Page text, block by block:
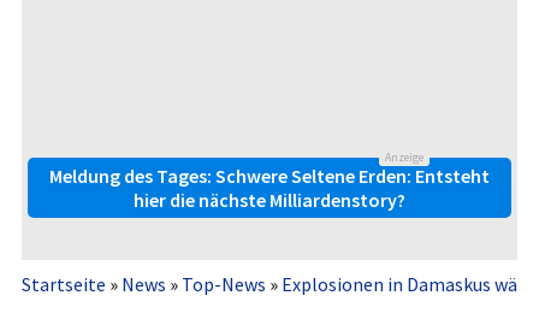
Anzeige
Meldung des Tages: Schwere Seltene Erden: Entsteht
hier die nächste Milliardenstory?
Startseite » News » Top-News » Explosionen in Damaskus